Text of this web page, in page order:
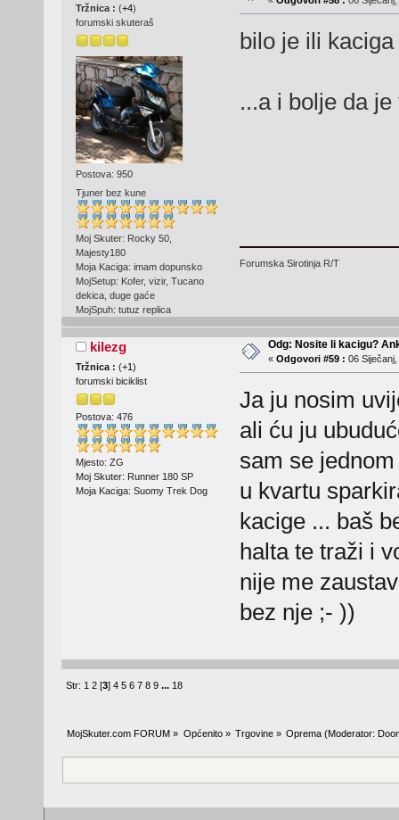
Tržnica : (+4)
forumski skuteraš
Postova: 950
Tjuner bez kune
Moj Skuter: Rocky 50,
Majesty180
Moja Kaciga: imam dopunsko
MojSetup: Kofer, vizir, Tucano
dekica, duge gaće
MojSpuh: tutuz replica
bilo je ili
...a i bolje da
Forumska Sirotinja R/T
kilezg
Tržnica : (+1)
forumski biciklist
Postova: 476
Mjesto: ZG
Moj Skuter: Runner 180 SP
Moja Kaciga: Suomy Trek Dog
Odg: Nosite li kacigu?
« Odgovori #59 : 06
Ja ju nosim
ali ću ju
sam se
u kvartu
kacige ... baš
halta te traži i
nije me
bez nje ;- ))
Str: 1 2 [3]4 5 6 7 8 9 ... 18
MojSkuter.com FORUM » Općenito» Trgovine» Oprema (Moderator: